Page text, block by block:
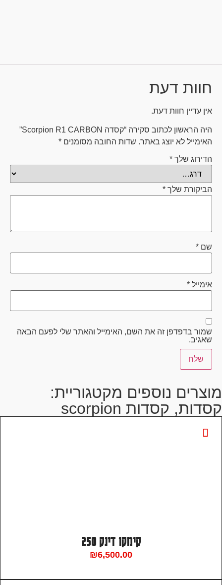
חוות דעת
אין עדיין חוות דעת.
היה הראשון לכתוב סקירה “קסדה Scorpion R1 CARBON”
האימייל לא יוצג באתר. שדות החובה מסומנים *
הדירוג שלך *
הביקורת שלך *
שם *
אימייל *
שמור בדפדפן זה את השם, האימייל והאתר שלי לפעם הבאה
שאגיב.
מוצרים נוספים מקטגוריית:
קסדות, קסדות scorpion
קימקו דינק 250
₪6,500.00